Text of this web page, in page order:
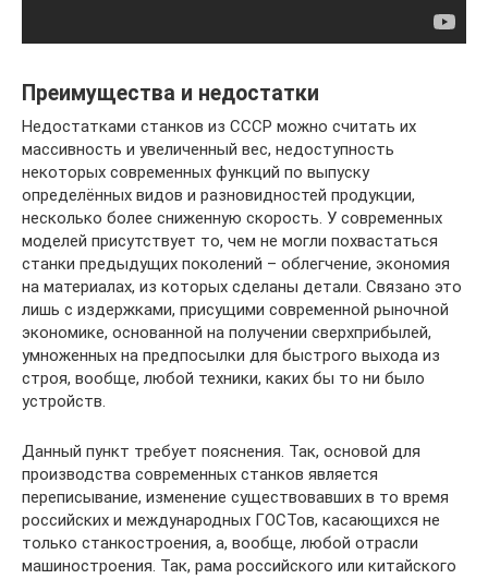
Преимущества и недостатки
Недостатками станков из СССР можно считать их
массивность и увеличенный вес, недоступность
некоторых современных функций по выпуску
определённых видов и разновидностей продукции,
несколько более сниженную скорость. У современных
моделей присутствует то, чем не могли похвастаться
станки предыдущих поколений – облегчение, экономия
на материалах, из которых сделаны детали. Связано это
лишь с издержками, присущими современной рыночной
экономике, основанной на получении сверхприбылей,
умноженных на предпосылки для быстрого выхода из
строя, вообще, любой техники, каких бы то ни было
устройств.
Данный пункт требует пояснения. Так, основой для
производства современных станков является
переписывание, изменение существовавших в то время
российских и международных ГОСТов, касающихся не
только станкостроения, а, вообще, любой отрасли
машиностроения. Так, рама российского или китайского